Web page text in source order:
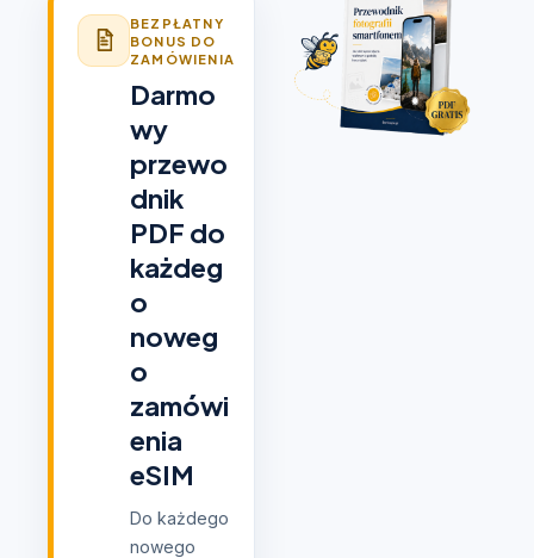
BEZPŁATNY
BONUS DO
ZAMÓWIENIA
Darmo
wy
przewo
dnik
PDF do
każdeg
o
noweg
o
zamówi
enia
eSIM
Do każdego
nowego